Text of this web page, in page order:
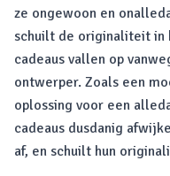
ze ongewoon en
schuilt de originaliteit in
cadeaus vallen op
ontwerper. Zoals een
oplossing voor een
cadeaus dusdanig
af, en schuilt hun